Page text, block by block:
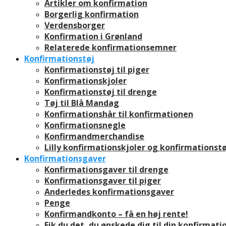
Artikler om konfirmation
Borgerlig konfirmation
Verdensborger
Konfirmation i Grønland
Relaterede konfirmationsemner
Konfirmationstøj
Konfirmationstøj til piger
Konfirmationskjoler
Konfirmationstøj til drenge
Tøj til Blå Mandag
Konfirmationshår til konfirmationen
Konfirmationsnegle
Konfirmandmerchandise
Lilly konfirmationskjoler og
Konfirmationsgaver
Konfirmationsgaver til drenge
Konfirmationsgaver til piger
Anderledes konfirmationsgaver
Penge
Konfirmandkonto – få en høj rente!